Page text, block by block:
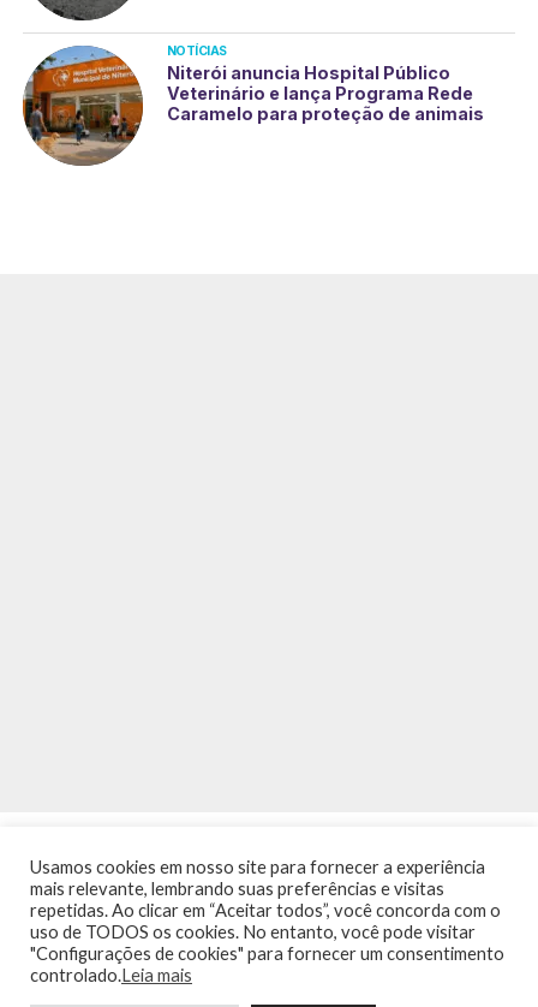
NOTÍCIAS
Niterói anuncia Hospital Público
Veterinário e lança Programa Rede
Caramelo para proteção de animais
INÍCIO NOTÍCIAS
TERMOS DE USO / POLÍTICA DE PRIVACIDADE
Usamos cookies em nosso site para fornecer a experiência
mais relevante, lembrando suas preferências e visitas
repetidas. Ao clicar em “Aceitar todos”, você concorda com o
uso de TODOS os cookies. No entanto, você pode visitar
"Configurações de cookies" para fornecer um consentimento
controlado.Leia mais